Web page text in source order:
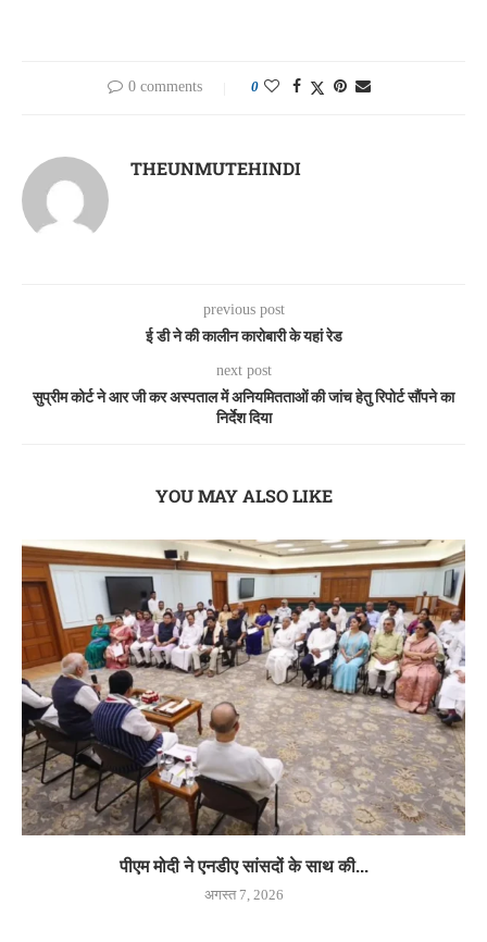
0 comments 0
THEUNMUTEHINDI
previous post
ई डी ने की कालीन कारोबारी के यहां रेड
next post
सुप्रीम कोर्ट ने आर जी कर अस्पताल में अनियमितताओं की जांच हेतु रिपोर्ट सौंपने का
निर्देश दिया
YOU MAY ALSO LIKE
पीएम मोदी ने एनडीए सांसदों के साथ की...
अगस्त 7, 2026